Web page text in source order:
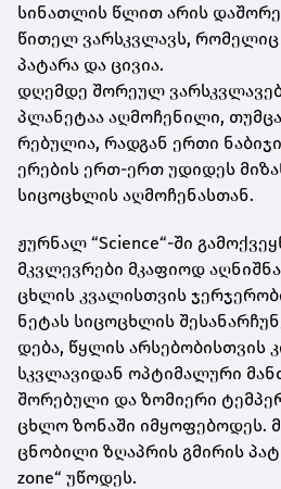
სი­ნათ­ლის წლით არის
წი­თელ ვარ­სკვლავს, რო­მე­ლიც
პა­ტა­რა და ცი­ვია.
დღემ­დე შო­რე­ულ
პლა­ნე­ტაა აღ­მო­ჩე­ნი­ლი,
რე­ბუ­ლია, რად­გან ერთი
ე­რე­ბის ერთ-ერთ უდი­დეს
სი­ცო­ცხლის აღ­მო­ჩე­ნას­თან.
ჟურ­ნალ “Science“-ში
მკვლევ­რე­ბი მკა­ფი­ოდ
ცხლის კვა­ლის­თვის
ნე­ტას სი­ცო­ცხლის
დე­ბა, წყლის არ­სე­ბო­ბის­თვის
სკვლა­ვი­დან ოპ­ტი­მა­ლუ­რი
შო­რე­ბუ­ლი და ზო­მი­ე­რი
ცხლო ზო­ნა­ში იმ­ყო­ფე­ბო­დეს.
ცნო­ბი­ლი ზღაპ­რის გმი­რის
zone“ უწო­დეს.